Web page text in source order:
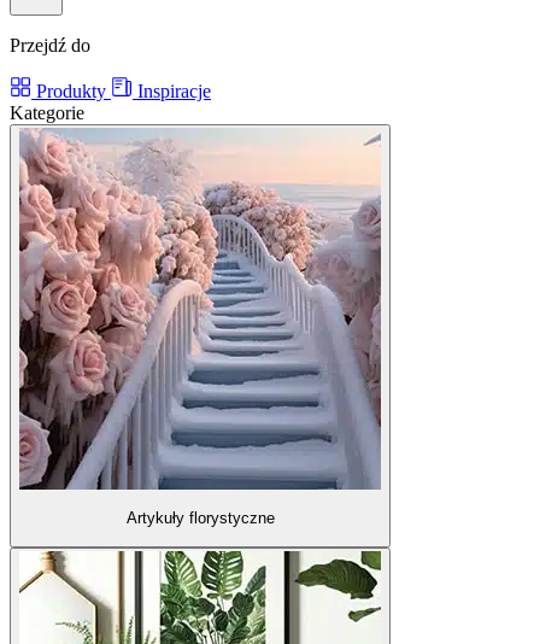
Przejdź do
Produkty
Inspiracje
Kategorie
Artykuły florystyczne